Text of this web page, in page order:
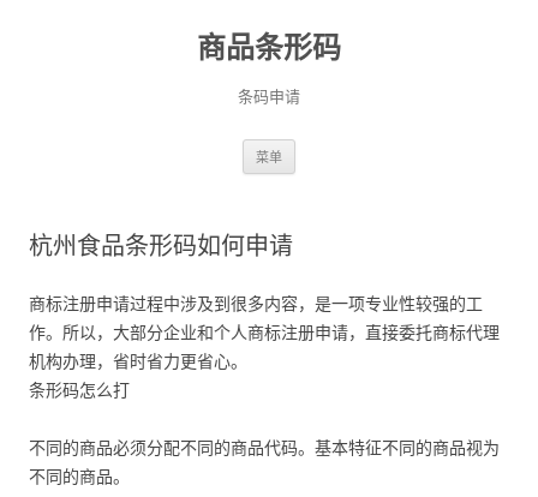
商品条形码
条码申请
菜单
杭州食品条形码如何申请
商标注册申请过程中涉及到很多内容，是一项专业性较强的工
作。所以，大部分企业和个人商标注册申请，直接委托商标代理
机构办理，省时省力更省心。
条形码怎么打
不同的商品必须分配不同的商品代码。基本特征不同的商品视为
不同的商品。